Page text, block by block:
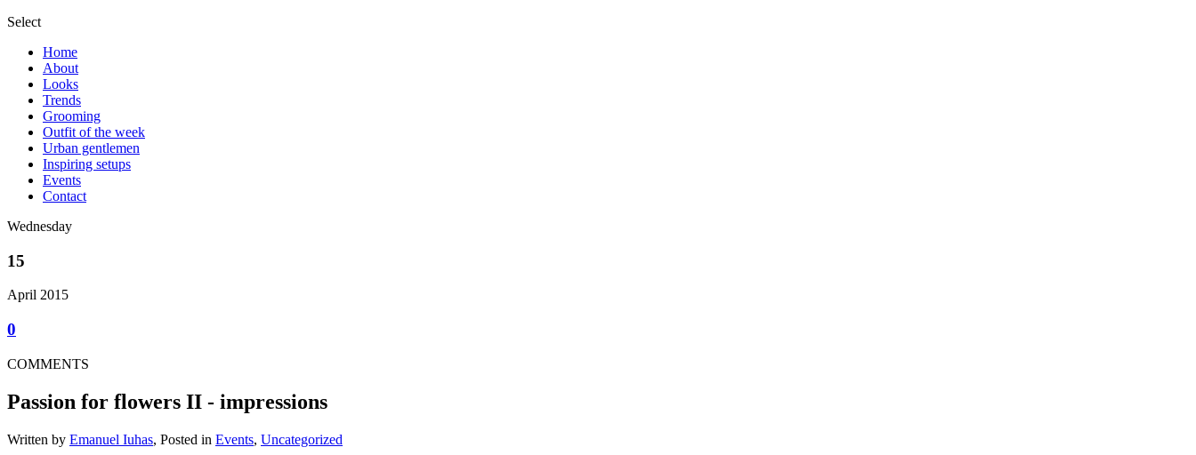
Select
Home
About
Looks
Trends
Grooming
Outfit of the week
Urban gentlemen
Inspiring setups
Events
Contact
Wednesday
15
April 2015
0
COMMENTS
Passion for flowers II - impressions
Written by Emanuel Iuhas, Posted in Events, Uncategorized